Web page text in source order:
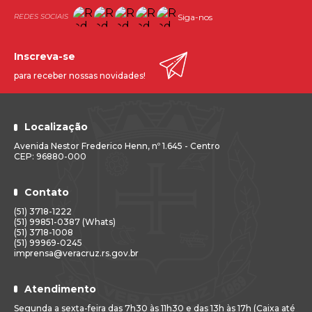
5 (cinco) dias, prorrogável uma única vez, a critério da
Administração, para apresentar a documentação e
convocado deve se apresentar no setor de Recursos
Humanos, na Secretaria Municipal de Administração da
Prefeitura Municipal de Vera Cruz, situada na Avenida
Nestor Frederico Henn, 1645. comparecimento no prazo
Gabinete do Prefeito, 06 de fevereiro de 2018.
Prefeito Municipal.
Siga-nos
Localização
Avenida Nestor Frederico Henn, nº 1.645 - Centro
CEP: 96880-000
Contato
(51) 3718-1222
(51) 99851-0387 (Whats)
(51) 3718-1008
(51) 99969-0245
imprensa@veracruz.rs.gov.br
Atendimento
Segunda a sexta-feira das 7h30 às 11h30 e das 13h às 17h (Caixa até
Inscreva-se
para receber nossas novidades!